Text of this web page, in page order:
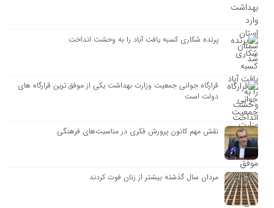
پرنده شکاری کسبه یافت آباد را به وحشت انداخت
قرارگاه جوانی جمعیت وزارت بهداشت یکی از موفق ترین قرارگاه های
دولت است
نقش مهم کانون پرورش فکری در مناسبت‌های فرهنگی
مردان سال گذشته بیشتر از زنان فوت کردند